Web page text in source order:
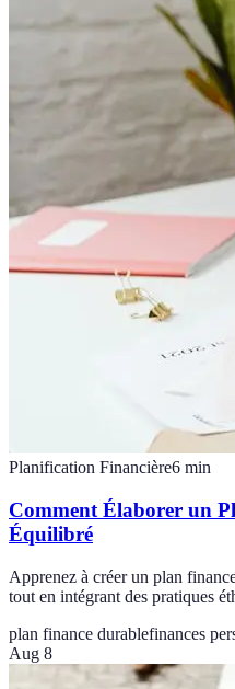
Planification Financière6 min
Comment Élaborer un
Équilibré
Apprenez à créer un plan
tout en intégrant des pratiques
plan finance durablefinances
Aug 8